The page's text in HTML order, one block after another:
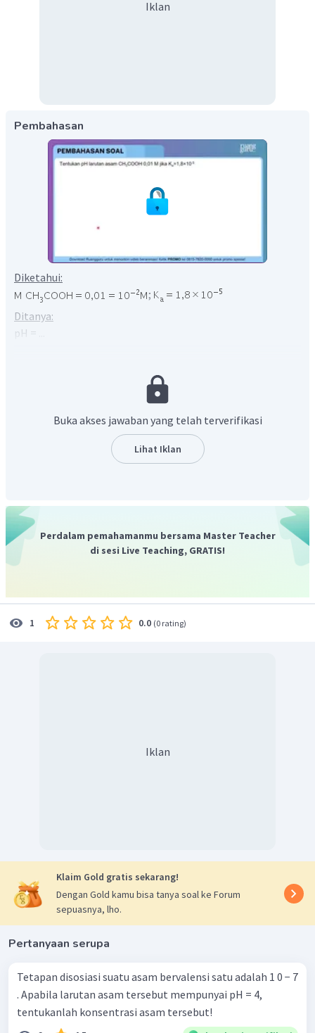
Iklan
Pembahasan
Diketahui:
;
Ditanya:
pH = ...
Penentuan pHnya dapat dilakukan sebagai berikut.
Oleh karena itu, pH asam asetat adalah 4 - log 4,2.
Jadi, jawaban yang benar pH larutan tersebut adalah 4 -
log 4,2
Buka akses jawaban yang telah terverifikasi
Lihat Iklan
Perdalam pemahamanmu bersama Master Teacher
di sesi Live Teaching, GRATIS!
1 0.0 (0 rating)
Iklan
Klaim Gold gratis sekarang!
Dengan Gold kamu bisa tanya soal ke Forum
sepuasnya, lho.
Pertanyaan serupa
Tetapan disosiasi suatu asam bervalensi satu adalah 1 0 − 7
. Apabila larutan asam tersebut mempunyai pH = 4,
tentukanlah konsentrasi asam tersebut!